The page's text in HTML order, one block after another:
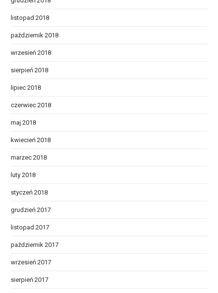
listopad 2018
październik 2018
wrzesień 2018
sierpień 2018
lipiec 2018
czerwiec 2018
maj 2018
kwiecień 2018
marzec 2018
luty 2018
styczeń 2018
grudzień 2017
listopad 2017
październik 2017
wrzesień 2017
sierpień 2017